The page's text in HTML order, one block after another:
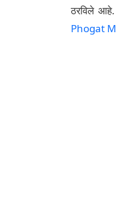
ठरविले आहे.
Phogat